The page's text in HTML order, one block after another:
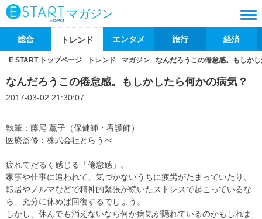
マガジン
総合 トレンド エンタメ 旅行 経済
E START トップページ トレンド マガジン なんだろうこの倦怠感。もしか
なんだろうこの倦怠感。もしかしたら何かの病気？
2017-03-02 21:30:07
執筆：藤尾 薫子（保健師・看護師）
医療監修：株式会社とらうべ
疲れてだるく感じる「倦怠感」。
家事や仕事に追われて、気づかないうちに疲労がたまっていたり、
転居やノルマなどで精神的緊張が続いたストレスで起こっているな
ら、充分に休めば回復するでしょう。
しかし、休んでも消えないなら何か病気が隠れているのかもしれま